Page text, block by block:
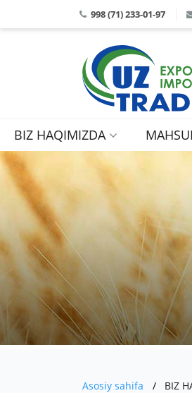
998 (71) 233-01-97
BIZ HAQIMIZDA
Asosiy sahifa BIZ